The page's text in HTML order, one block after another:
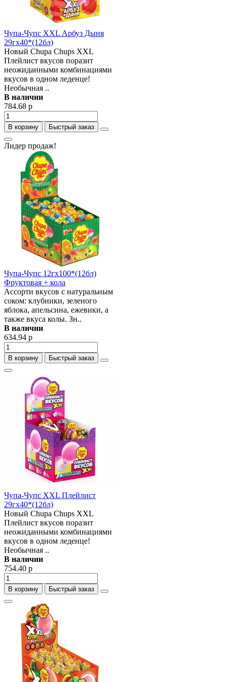
Чупа-Чупс ХХL Арбуз Дыня
29гх40*(12бл)
Новый Chupa Chups XXL
Плейлист вкусов поразит
неожиданными комбинациями
вкусов в одном леденце!
Необычная ..
В наличии
784.68 р
В корзину Быстрый заказ
Лидер продаж!
Чупа-Чупс 12гх100*(12бл)
Фруктовая + кола
Ассорти вкусов с натуральным
соком: клубники, зеленого
яблока, апельсина, ежевики, а
также вкуса колы. Зн..
В наличии
634.94 р
В корзину Быстрый заказ
Чупа-Чупс ХХL Плейлист
29гх40*(12бл)
Новый Chupa Chups XXL
Плейлист вкусов поразит
неожиданными комбинациями
вкусов в одном леденце!
Необычная ..
В наличии
754.40 р
В корзину Быстрый заказ